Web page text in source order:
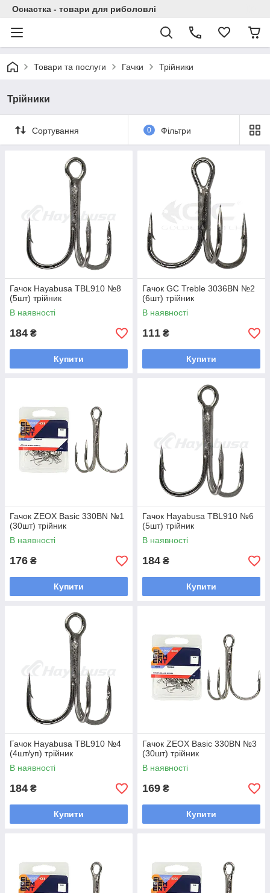
Оснастка - товари для риболовлі
Товари та послуги Гачки Трійники
Трійники
Сортування 0 Фільтри
Гачок Hayabusa TBL910 №8
(5шт) трійник
В наявності
184 ₴
Купити
Гачок GC Treble 3036BN №2
(6шт) трійник
В наявності
111 ₴
Купити
Гачок ZEOX Basic 330BN №1
(30шт) трійник
В наявності
176 ₴
Купити
Гачок Hayabusa TBL910 №6
(5шт) трійник
В наявності
184 ₴
Купити
Гачок Hayabusa TBL910 №4
(4шт/уп) трійник
В наявності
184 ₴
Купити
Гачок ZEOX Basic 330BN №3
(30шт) трійник
В наявності
169 ₴
Купити